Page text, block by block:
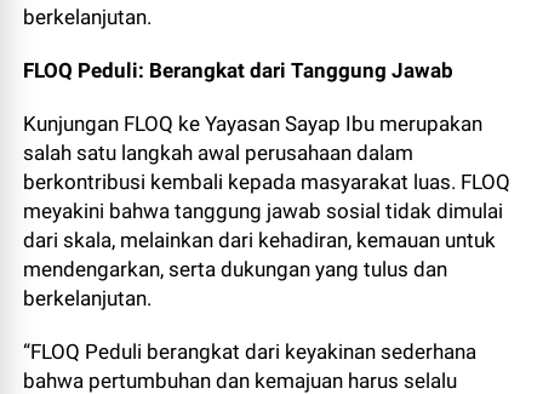
berkelanjutan.
FLOQ Peduli: Berangkat dari Tanggung Jawab
Kunjungan FLOQ ke Yayasan Sayap Ibu merupakan
salah satu langkah awal perusahaan dalam
berkontribusi kembali kepada masyarakat luas. FLOQ
meyakini bahwa tanggung jawab sosial tidak dimulai
dari skala, melainkan dari kehadiran, kemauan untuk
mendengarkan, serta dukungan yang tulus dan
berkelanjutan.
“FLOQ Peduli berangkat dari keyakinan sederhana
bahwa pertumbuhan dan kemajuan harus selalu